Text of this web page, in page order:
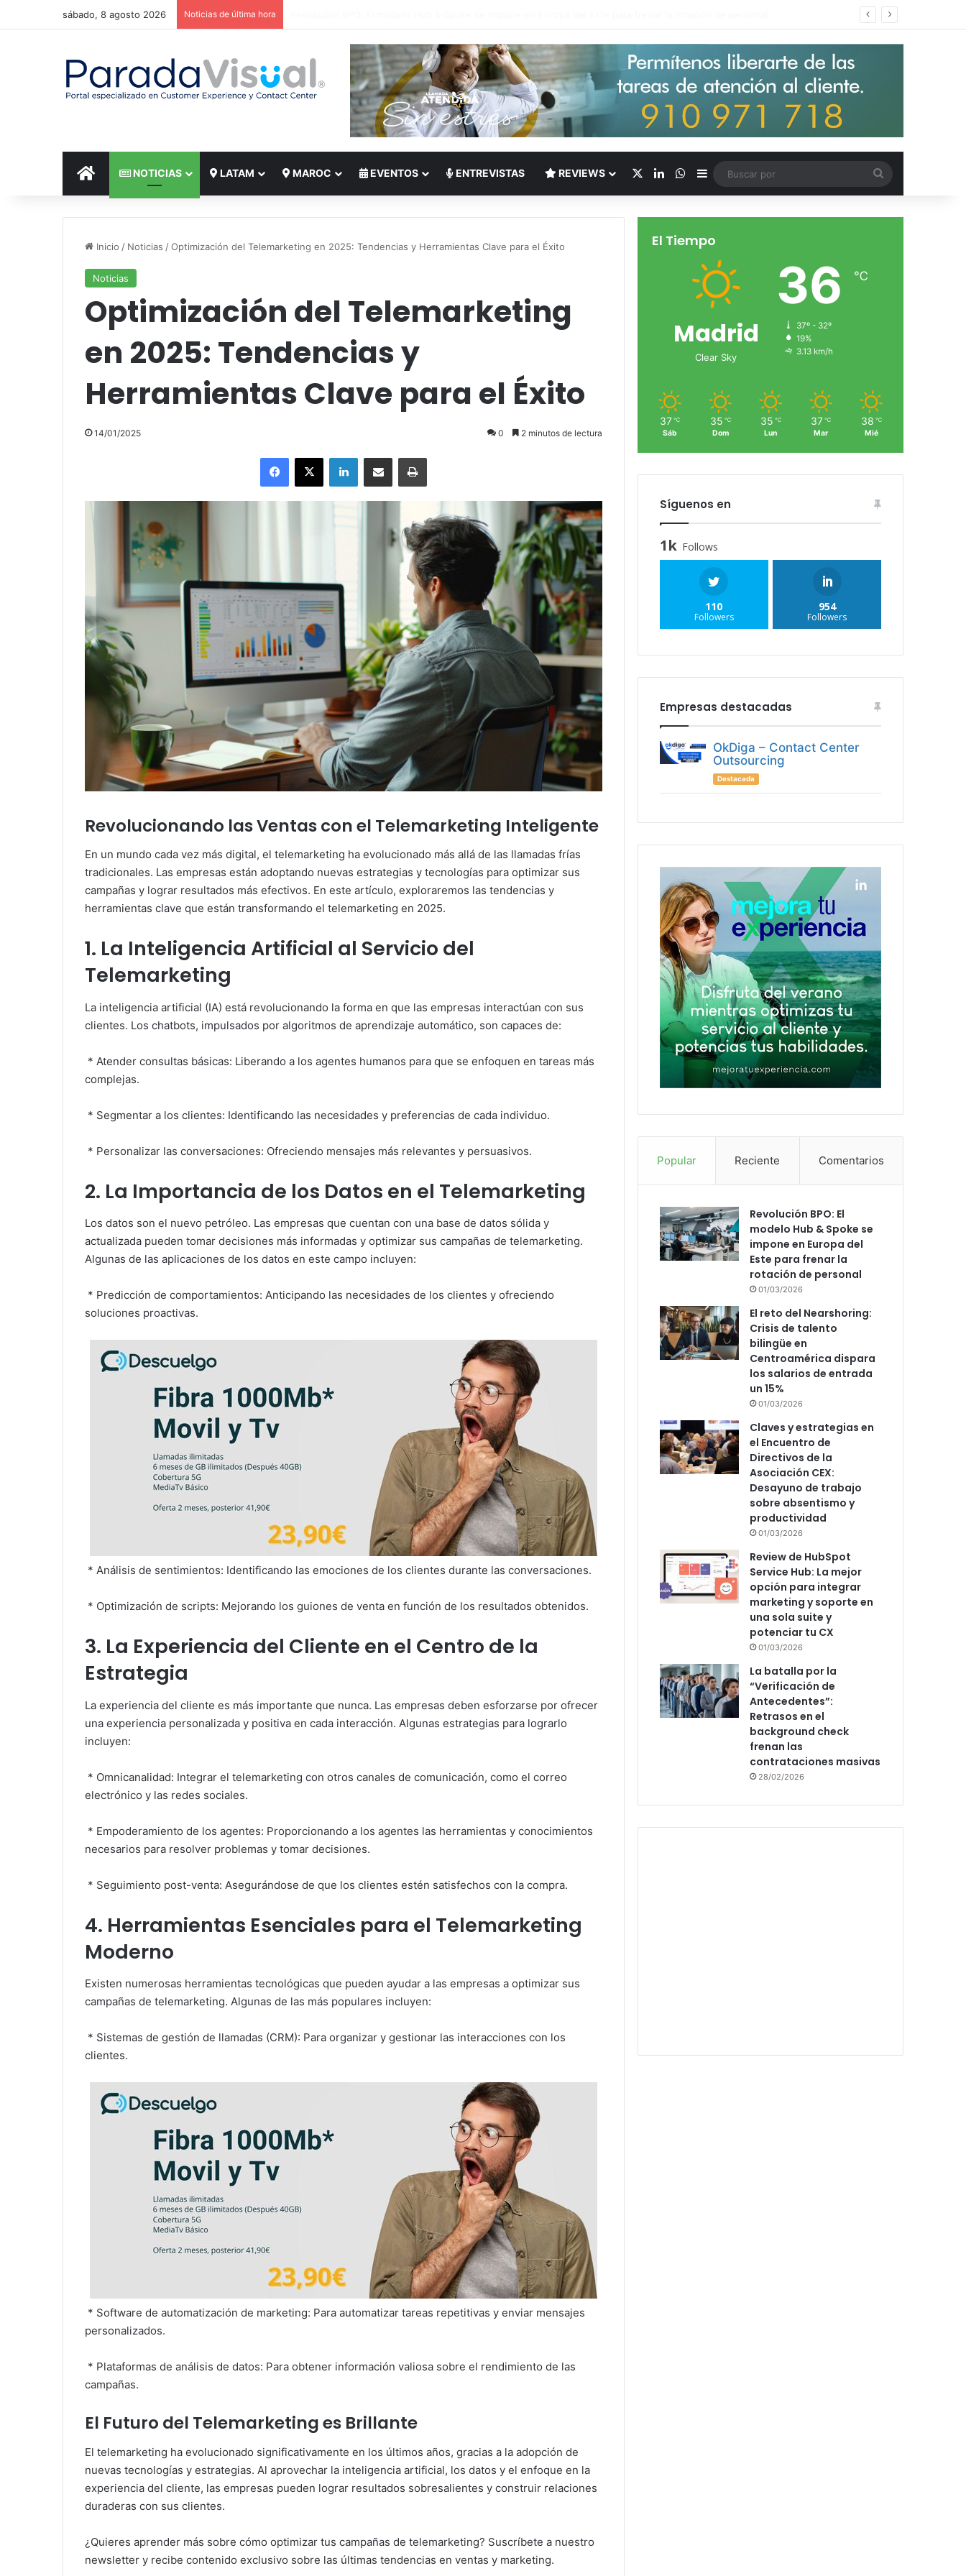
sábado, 8 agosto 2026 Noticias de última hora
INICIO NOTICIAS LATAM MAROC EVENTOS ENTREVISTAS REVIEWS LinkedInWhatsApp
Barra lateral
por
Inicio / Noticias /Optimización del Telemarketing en 2025: Tendencias y Herramientas Clave para el Éxito
Noticias
Optimización del Telemarketing
en 2025: Tendencias y
Herramientas Clave para el Éxito
14/01/2025 0 2 minutos de lectura
Facebook
X LinkedInCompartir por correo electrónicoImprimir
Revolucionando las Ventas con el Telemarketing Inteligente
En un mundo cada vez más digital, el telemarketing ha evolucionado más allá de las llamadas frías
tradicionales. Las empresas están adoptando nuevas estrategias y tecnologías para optimizar sus
campañas y lograr resultados más efectivos. En este artículo, exploraremos las tendencias y
herramientas clave que están transformando el telemarketing en 2025.
1. La Inteligencia Artificial al Servicio del
Telemarketing
La inteligencia artificial (IA) está revolucionando la forma en que las empresas interactúan con sus
clientes. Los chatbots, impulsados por algoritmos de aprendizaje automático, son capaces de:
* Atender consultas básicas: Liberando a los agentes humanos para que se enfoquen en tareas más
complejas.
* Segmentar a los clientes: Identificando las necesidades y preferencias de cada individuo.
* Personalizar las conversaciones: Ofreciendo mensajes más relevantes y persuasivos.
2. La Importancia de los Datos en el Telemarketing
Los datos son el nuevo petróleo. Las empresas que cuentan con una base de datos sólida y
actualizada pueden tomar decisiones más informadas y optimizar sus campañas de telemarketing.
Algunas de las aplicaciones de los datos en este campo incluyen:
* Predicción de comportamientos: Anticipando las necesidades de los clientes y ofreciendo
soluciones proactivas.
* Análisis de sentimientos: Identificando las emociones de los clientes durante las conversaciones.
* Optimización de scripts: Mejorando los guiones de venta en función de los resultados obtenidos.
3. La Experiencia del Cliente en el Centro de la
Estrategia
La experiencia del cliente es más importante que nunca. Las empresas deben esforzarse por ofrecer
una experiencia personalizada y positiva en cada interacción. Algunas estrategias para lograrlo
incluyen:
* Omnicanalidad: Integrar el telemarketing con otros canales de comunicación, como el correo
electrónico y las redes sociales.
* Empoderamiento de los agentes: Proporcionando a los agentes las herramientas y conocimientos
necesarios para resolver problemas y tomar decisiones.
* Seguimiento post-venta: Asegurándose de que los clientes estén satisfechos con la compra.
4. Herramientas Esenciales para el Telemarketing
Moderno
Existen numerosas herramientas tecnológicas que pueden ayudar a las empresas a optimizar sus
campañas de telemarketing. Algunas de las más populares incluyen:
* Sistemas de gestión de llamadas (CRM): Para organizar y gestionar las interacciones con los
clientes.
* Software de automatización de marketing: Para automatizar tareas repetitivas y enviar mensajes
personalizados.
* Plataformas de análisis de datos: Para obtener información valiosa sobre el rendimiento de las
campañas.
El Futuro del Telemarketing es Brillante
El telemarketing ha evolucionado significativamente en los últimos años, gracias a la adopción de
nuevas tecnologías y estrategias. Al aprovechar la inteligencia artificial, los datos y el enfoque en la
experiencia del cliente, las empresas pueden lograr resultados sobresalientes y construir relaciones
duraderas con sus clientes.
¿Quieres aprender más sobre cómo optimizar tus campañas de telemarketing? Suscríbete a nuestro
newsletter y recibe contenido exclusivo sobre las últimas tendencias en ventas y marketing.
El Tiempo
Madrid
Clear Sky
36 ℃
37º - 32º
19%
3.13 km/h
37 ℃
Sáb
35 ℃
Dom
35 ℃
Lun
37 ℃
Mar
38 ℃
Mié
Síguenos en
1k Follows
110
Followers
954
Followers
Empresas destacadas
OkDiga – Contact Center
Outsourcing
Destacada
Popular Reciente Comentarios
Revolución BPO: El
modelo Hub & Spoke se
impone en Europa del
Este para frenar la
rotación de personal
01/03/2026
El reto del Nearshoring:
Crisis de talento
bilingüe en
Centroamérica dispara
los salarios de entrada
un 15%
01/03/2026
Claves y estrategias en
el Encuentro de
Directivos de la
Asociación CEX:
Desayuno de trabajo
sobre absentismo y
productividad
01/03/2026
Review de HubSpot
Service Hub: La mejor
opción para integrar
marketing y soporte en
una sola suite y
potenciar tu CX
01/03/2026
La batalla por la
“Verificación de
Antecedentes”:
Retrasos en el
background check
frenan las
contrataciones masivas
28/02/2026